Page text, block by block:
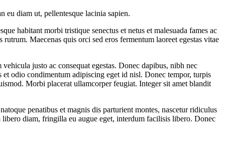
eu diam ut, pellentesque lacinia sapien.
habitant morbi tristique senectus et netus et malesuada fames ac
Maecenas quis orci sed eros fermentum laoreet egestas vitae
justo ac consequat egestas. Donec dapibus, nibh nec
odio condimentum adipiscing eget id nisl. Donec tempor, turpis
Morbi placerat ullamcorper feugiat. Integer sit amet blandit
penatibus et magnis dis parturient montes, nascetur ridiculus
diam, fringilla eu augue eget, interdum facilisis libero. Donec